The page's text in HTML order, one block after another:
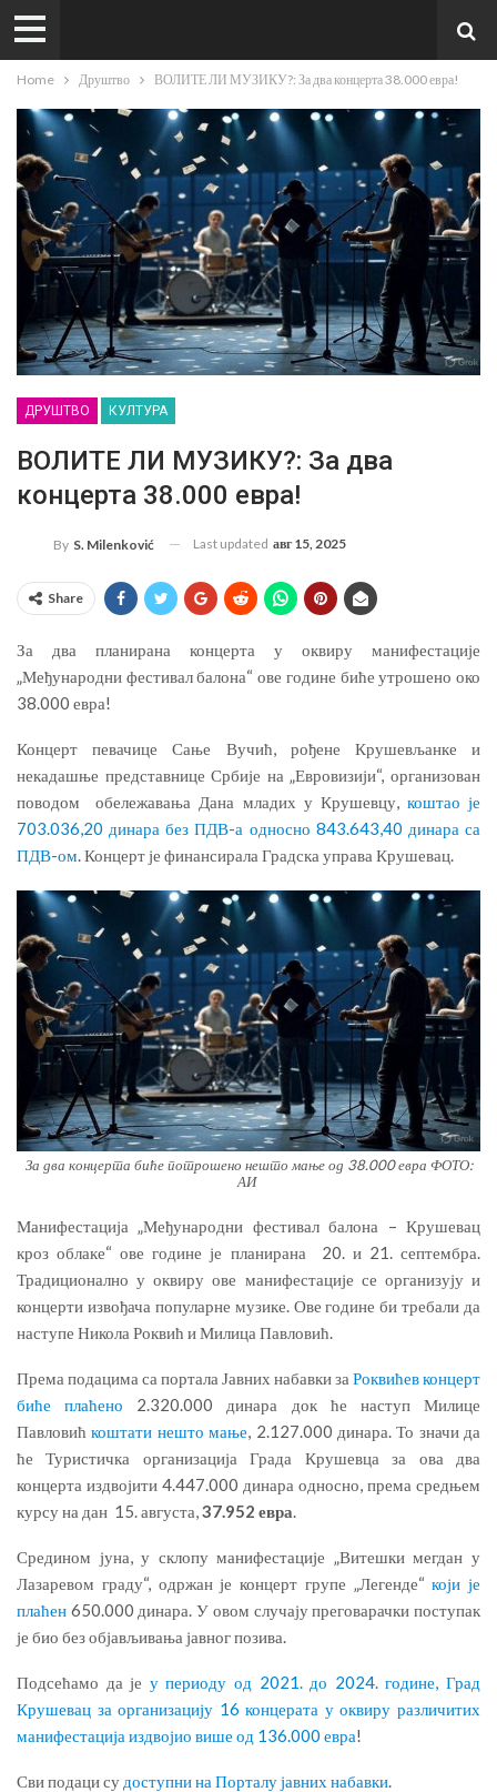
Home Друштво ВОЛИТЕ ЛИ МУЗИКУ?: За два концерта 38.000 евра!
ДРУШТВО КУЛТУРА
ВОЛИТЕ ЛИ МУЗИКУ?: За два
концерта 38.000 евра!
By S. Milenković Last updated авг 15, 2025
Share
За два планирана концерта у оквиру манифестације
„Међународни фестивал балона“ ове године биће утрошено око
38.000 евра!
Концерт певачице Сање Вучић, рођене Крушевљанке и
некадашње представнице Србије на „Евровизији“, организован
поводом обележавања Дана младих у Крушевцу, коштао је
703.036,20 динара без ПДВ-а односно 843.643,40 динара са
ПДВ-ом. Концерт је финансирала Градска управа Крушевац.
За два концерта биће потрошено нешто мање од 38.000 евра ФОТО:
АИ
Манифестација „Међународни фестивал балона – Крушевац
кроз облаке“ ове године је планирана 20. и 21. септембра.
Традиционално у оквиру ове манифестације се организују и
концерти извођача популарне музике. Ове године би требали да
наступе Никола Роквић и Милица Павловић.
Према подацима са портала Јавних набавки за Роквићев концерт
биће плаћено 2.320.000 динара док ће наступ Милице
Павловићкоштати нешто мање, 2.127.000 динара. То значи да
ће Туристичка организација Града Крушевца за ова два
концерта издвојити 4.447.000 динара односно, према средњем
курсу на дан 15. августа,37.952 евра.
Средином јуна, у склопу манифестације „Витешки мегдан у
Лазаревом граду“, одржан је концерт групе „Легенде“који је
плаћен 650.000 динара. У овом случају преговарачки поступак
је био без објављивања јавног позива.
Подсећамо да је у периоду од 2021. до 2024. године, Град
Крушевац за организацију 16 концерата у оквиру различитих
манифестација издвојио више од 136.000 евра!
Сви подаци су доступни на Порталу јавних набавки.